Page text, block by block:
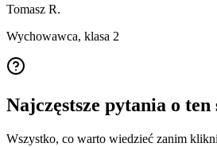
Tomasz R.
Wychowawca, klasa 2
Najczęstsze pytania o
Wszystko, co warto wiedzieć zanim